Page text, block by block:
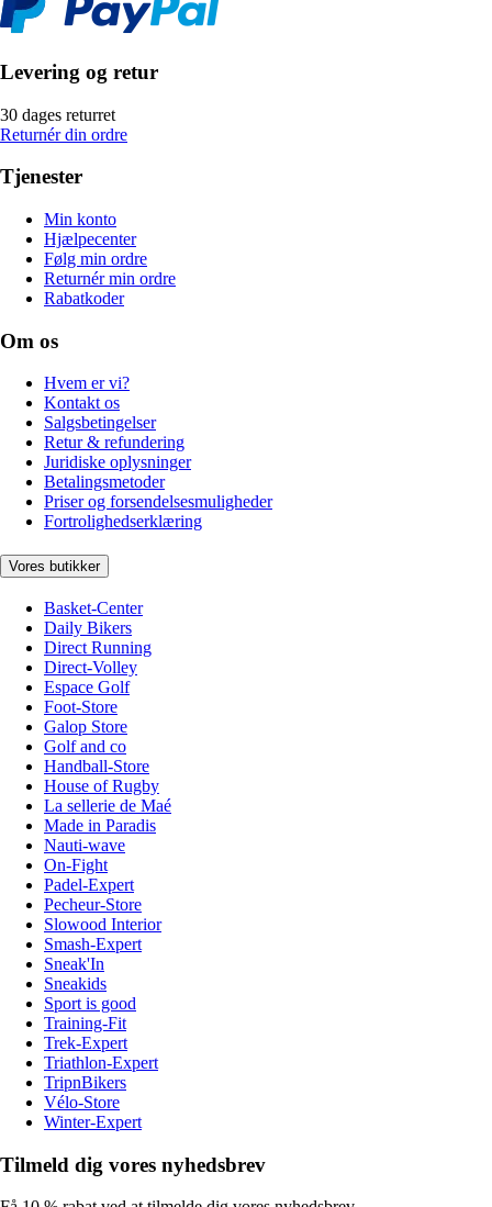
Levering og retur
30 dages returret
Returnér din ordre
Tjenester
Min konto
Hjælpecenter
Følg min ordre
Returnér min ordre
Rabatkoder
Om os
Hvem er vi?
Kontakt os
Salgsbetingelser
Retur & refundering
Juridiske oplysninger
Betalingsmetoder
Priser og forsendelsesmuligheder
Fortrolighedserklæring
Vores butikker
Basket-Center
Daily Bikers
Direct Running
Direct-Volley
Espace Golf
Foot-Store
Galop Store
Golf and co
Handball-Store
House of Rugby
La sellerie de Maé
Made in Paradis
Nauti-wave
On-Fight
Padel-Expert
Pecheur-Store
Slowood Interior
Smash-Expert
Sneak'In
Sneakids
Sport is good
Training-Fit
Trek-Expert
Triathlon-Expert
TripnBikers
Vélo-Store
Winter-Expert
Tilmeld dig vores nyhedsbrev